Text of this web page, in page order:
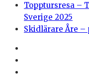
Topptursresa –
Sverige 2025
Skidlärare Åre